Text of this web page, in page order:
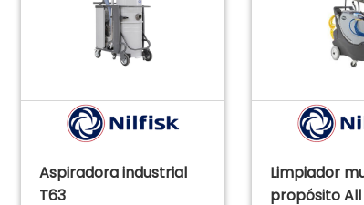
Aspiradora industrial
T63
Limpiador
propósito